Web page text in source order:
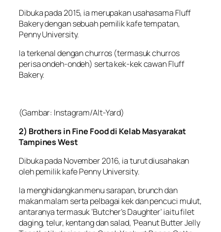
Dibuka pada 2015, ia merupakan usahasama Fluff
Bakery dengan sebuah pemilik kafe tempatan,
Penny University.
Ia terkenal dengan churros (termasuk churros
perisa ondeh-ondeh) serta kek-kek cawan Fluff
Bakery.
(Gambar: Instagram/Alt-Yard)
2) Brothers in Fine Food di Kelab Masyarakat
Tampines West
Dibuka pada November 2016, ia turut diusahakan
oleh pemilik kafe Penny University.
Ia menghidangkan menu sarapan, brunch dan
makan malam serta pelbagai kek dan pencuci mulut,
antaranya termasuk ‘Butcher’s Daughter’ iaitu filet
daging, telur, kentang dan salad, ‘Peanut Butter Jelly